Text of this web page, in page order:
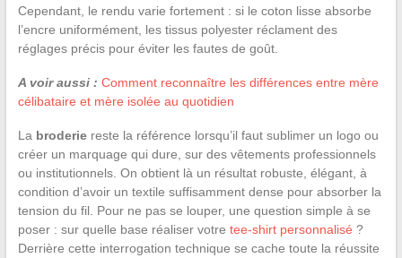
Cependant, le rendu varie fortement : si le coton lisse absorbe
l’encre uniformément, les tissus polyester réclament des
réglages précis pour éviter les fautes de goût.
A voir aussi : Comment reconnaître les différences entre mère
célibataire et mère isolée au quotidien
La broderiereste la référence lorsqu’il faut sublimer un logo ou
créer un marquage qui dure, sur des vêtements professionnels
ou institutionnels. On obtient là un résultat robuste, élégant, à
condition d’avoir un textile suffisamment dense pour absorber la
tension du fil. Pour ne pas se louper, une question simple à se
poser : sur quelle base réaliser votre tee-shirt personnalisé ?
Derrière cette interrogation technique se cache toute la réussite